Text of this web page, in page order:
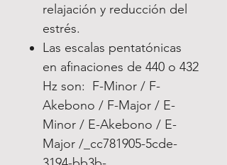
relajación y reducción del
estrés.
Las escalas pentatónicas
en afinaciones de 440 o 432
Hz son: F-Minor / F-
Akebono / F-Major / E-
Minor / E-Akebono / E-
Major /_cc781905-5cde-